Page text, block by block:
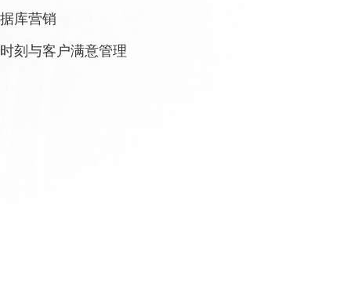
库营销
刻与客户满意管理